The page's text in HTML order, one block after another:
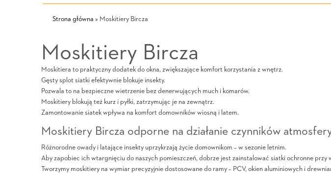
Strona główna » Moskitiery Bircza
Moskitiery Bircza
Moskitiera to praktyczny dodatek do okna, zwiększające komfort korzystania z wnętrz.
Gęsty splot siatki efektywnie blokuje insekty.
Pozwala to na bezpieczne wietrzenie bez denerwujących much i komarów.
Moskitiery blokują też kurz i pyłki, zatrzymując je na zewnątrz.
Zamontowanie siatek wpływa na komfort domowników wiosną i latem.
Moskitiery Bircza odporne na działanie czynników
Różnorodne owady i latające insekty uprzykrzają życie domownikom – w sezonie letnim.
Aby zapobiec ich wtargnięciu do naszych pomieszczeń, dobrze jest zainstalować siatki ochronne przy
Tworzymy moskitiery na wymiar precyzyjnie dostosowane do ramy – PCV, okien aluminiowych i